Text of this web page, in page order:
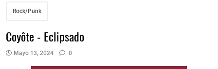
Rock/Punk
Coyôte - Eclipsado
Mayo 13, 2024 0